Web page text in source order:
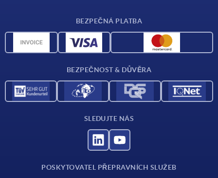
CAD data
BEZPEČNÁ PLATBA
BEZPEČNOST & DŮVĚRA
SLEDUJTE NÁS
POSKYTOVATEL PŘEPRAVNÍCH SLUŽEB